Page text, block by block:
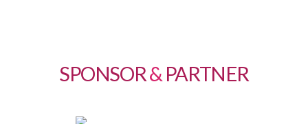
SPONSOR&PARTNER